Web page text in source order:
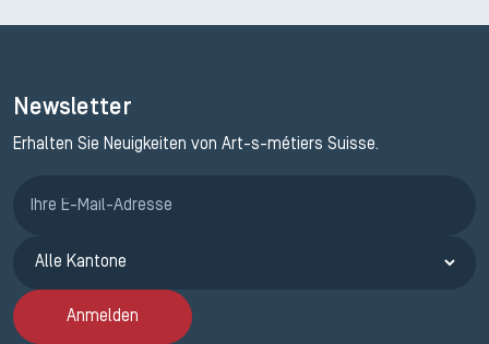
Newsletter
Erhalten Sie Neuigkeiten von Art-s-métiers Suisse.
Anmelden